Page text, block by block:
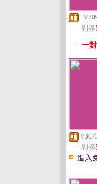
一對多
一
一對多
進入